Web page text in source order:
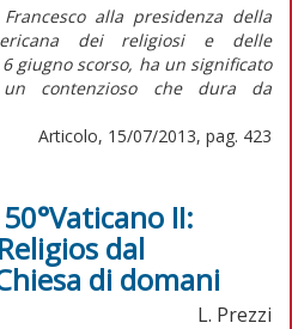
alla presidenza della
dei religiosi e delle
giugno scorso, ha un significato
contenzioso che dura da
Articolo, 15/07/2013, pag. 423
II:
dal
di domani
L. Prezzi